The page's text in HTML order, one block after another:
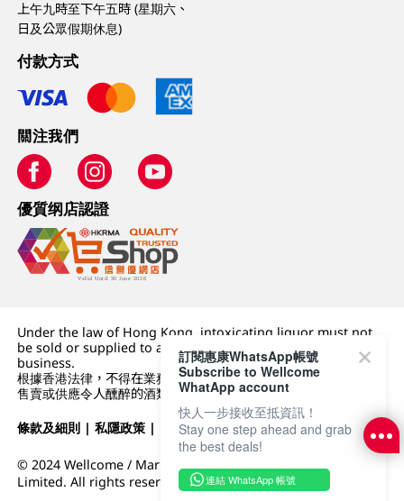
上午九時至下午五時 (星期六、
日及公眾假期休息)
付款方式
關注我們
優質纲店認證
Under the law of Hong Kong, intoxicating liquor must not
be sold or supplied to a minor (under 18) in the course of
business.
根據香港法律，不得在業務過程中，向未成年人 (18 歲以下人士)
售賣或供應令人醺醉的酒類。
條款及細則 |私隱政策 | DFI零售集團
© 2024 Wellcome / Market Place. The Dairy Farm Company
Limited. All rights reserved.
訂閱惠康WhatsApp帳號
Subscribe to Wellcome
WhatApp account
快人一步接收至抵資訊！
Stay one step ahead and grab
the best deals!
連結 WhatsApp 帳號